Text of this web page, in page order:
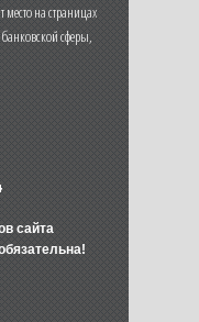
место на страницах
сферы,
сайта